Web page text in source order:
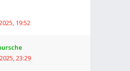
19:52
23:29